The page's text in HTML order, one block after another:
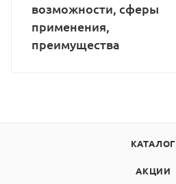
возможности, сферы
применения,
преимущества
КАТАЛОГ
АКЦИИ